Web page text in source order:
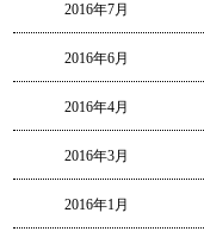
2016年7月
2016年6月
2016年4月
2016年3月
2016年1月